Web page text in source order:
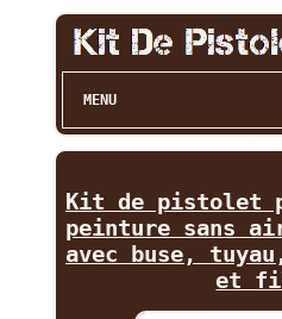
MENU
Kit de pistolet
peinture sans air
avec buse,
et